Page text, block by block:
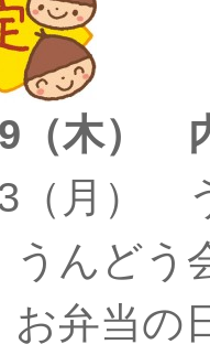
（木）
（月）
んどう
弁当の